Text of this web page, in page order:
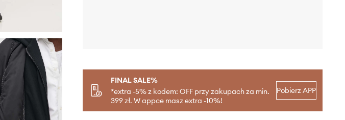
FINAL SALE%
*extra -5% z kodem: OFF przy zakupach za min.
399 zł. W appce masz extra -10%!
Pobierz APP